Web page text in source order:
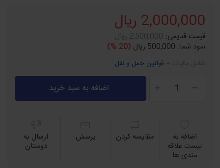
2,000,000 ریال
قیمت قدیمی: 2,500,000 ریال
سود شما: 500,000 ریال (20 %)
قوانین حمل و نقل
اضافه به سبد خرید
اضافه به
لیست علاقه
مندی ها
مقايسه كردن پرسش ارسال به
دوستان